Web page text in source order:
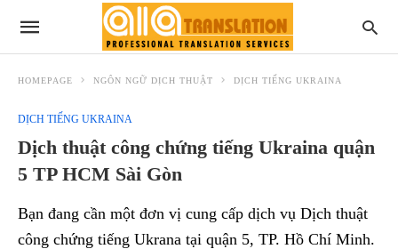
HOMEPAGE NGÔN NGỮ DỊCH THUẬT DỊCH TIẾNG UKRAINA
DỊCH TIẾNG UKRAINA
Dịch thuật công chứng tiếng Ukraina quận
5 TP HCM Sài Gòn
Bạn đang cần một đơn vị cung cấp dịch vụ Dịch thuật
công chứng tiếng Ukrana tại quận 5, TP. Hồ Chí Minh.